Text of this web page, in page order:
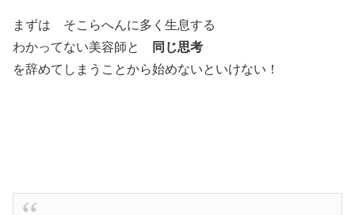
まずは そこらへんに多く生息する
わかってない美容師と
同じ思考
を辞めてしまうことから始めないといけない！